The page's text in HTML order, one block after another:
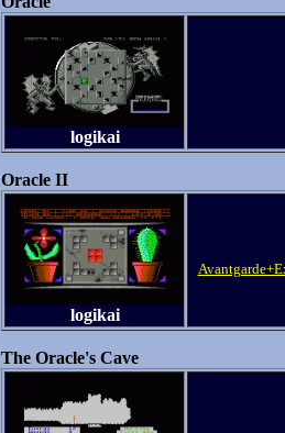
logikai
Oracle II
logikai
The Oracle's Cave